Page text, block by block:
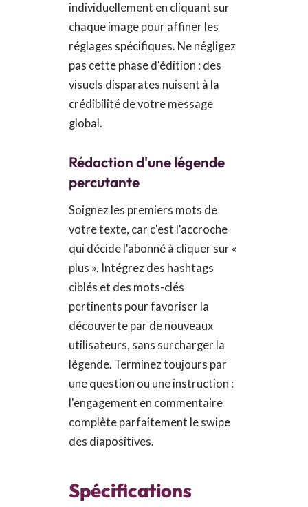
individuellement en cliquant sur
chaque image pour affiner les
réglages spécifiques. Ne négligez
pas cette phase d'édition : des
visuels disparates nuisent à la
crédibilité de votre message
global.
Rédaction d'une légende
percutante
Soignez les premiers mots de
votre texte, car c'est l'accroche
qui décide l'abonné à cliquer sur «
plus ». Intégrez des hashtags
ciblés et des mots-clés
pertinents pour favoriser la
découverte par de nouveaux
utilisateurs, sans surcharger la
légende. Terminez toujours par
une question ou une instruction :
l'engagement en commentaire
complète parfaitement le swipe
des diapositives.
Spécifications